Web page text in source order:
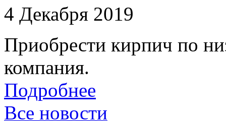
4 Декабря 2019
Приобрести кирпич по
компания.
Подробнее
Все новости